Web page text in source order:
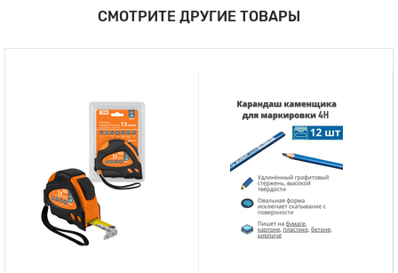
СМОТРИТЕ ДРУГИЕ ТОВАРЫ